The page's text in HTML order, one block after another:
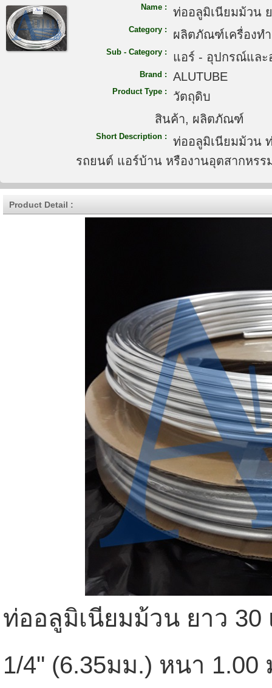
Name : ท่ออลูมิเนียมม้วน
Category : ผลิตภัณฑ์เครื่องท
Sub - Category : แอร์ - อุปกรณ์และ
Brand : ALUTUBE
Product Type :
วัตถุดิบ
สินค้า, ผลิตภัณฑ์
Short Description :
ท่ออลูมิเนียมม้วน
รถยนต์ แอร์บ้าน หรืองานอุตสากหรร
Product Detail :
ท่ออลูมิเนียมม้วน ยาว 30
1/4" (6.35มม.) หนา 1.00